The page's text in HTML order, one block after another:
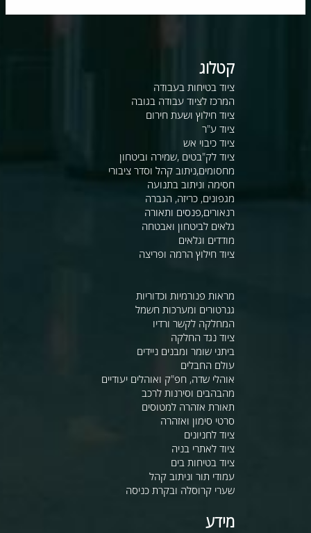
קטלוג
ציוד בטיחות בעבודה
המרכז לציוד עבודה בגובה
ציוד חילוץ ושעת חירום
ציוד ע"ר
ציוד כיבוי אש
ציוד לק"בטים ,שמירה וביטחון
מחסומים,ניתוב קהל וסדר ציבורי
חסימה וניתוב בתנועה
מגפונים, כריזה, הגברה
רנאורים,פנסים ותאורה
גלאים לביטחון ואבטחה
מודדים וגלאים
ציוד חילוץ הרמה ופריצה
מראות פנורמיות וכדוריות
גנרטורים ומערכות חשמל
המחלקה לקשר ורדיו
ציוד נגד החלקה
ביתני שומר ומבנים ניידים
עולם החבלים
אוהלי שדה, חפ"ק ואוהלים יעודיים
מהבהבים וסירנות לרכב
תאורת אזהרה למטוסים
סרטי סימון ואזהרה
ציוד לחניונים
ציוד לאתרי בניה
ציוד בטיחות בים
עמודי תור וניתוב קהל
שערי קרוסלה ובקרת כניסה
מידע